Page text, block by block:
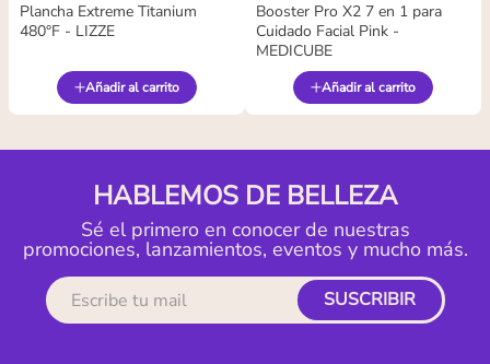
Plancha Extreme Titanium
480°F - LIZZE
Añadir al carrito
Booster Pro X2 7 en 1 para
Cuidado Facial Pink -
MEDICUBE
Añadir al carrito
HABLEMOS DE BELLEZA
Sé el primero en conocer de nuestras
promociones, lanzamientos, eventos y mucho más.
SUSCRIBIR